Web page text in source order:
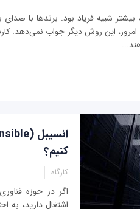
شبیه فریاد بود. برندها با صدای
این روش دیگر جواب نمی‌دهد.
کنیم؟
کارگاه
اگر در حوزه